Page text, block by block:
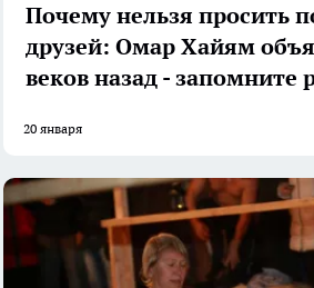
Почему нельзя просить
друзей: Омар Хайям
веков назад - запомните
20 января